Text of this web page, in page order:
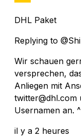
DHL Paket
Replying to
Wir schauen
versprechen,
Anliegen mit
twitter@dhl.com
Usernamen an.
il y a 2 heures